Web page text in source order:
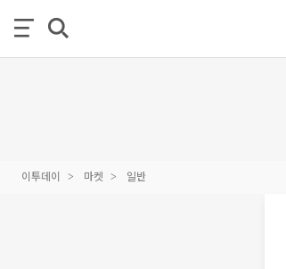
이투데이 마켓 일반